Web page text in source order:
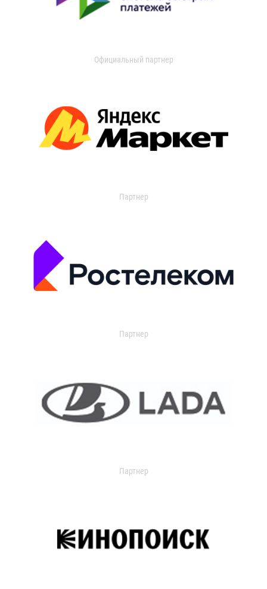
Официальный партнер
Партнер
Партнер
Партнер